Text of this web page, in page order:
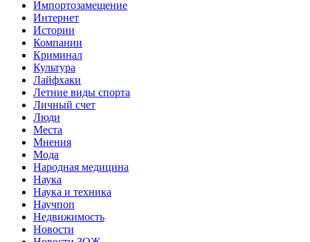
Импортозамещение
Интернет
Истории
Компании
Криминал
Культура
Лайфхаки
Летние виды спорта
Личный счет
Люди
Места
Мнения
Мода
Народная медицина
Наука
Наука и техника
Научпоп
Недвижимость
Новости